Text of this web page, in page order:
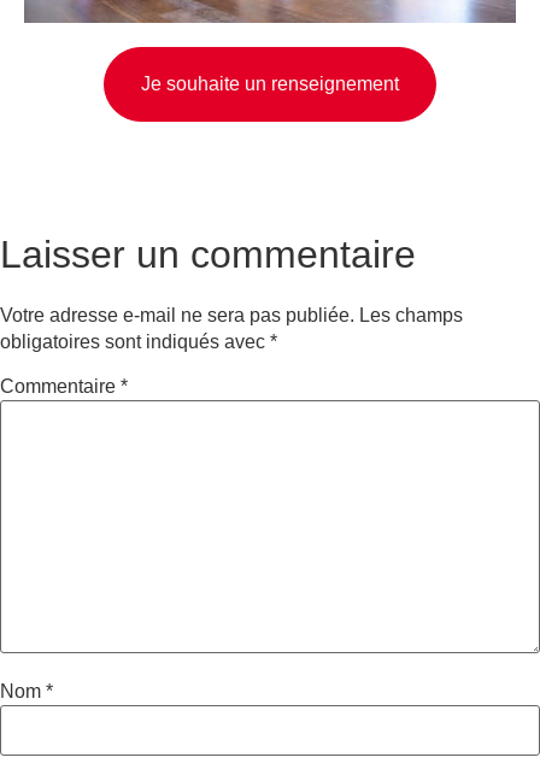
Je souhaite un renseignement
Laisser un commentaire
Votre adresse e-mail ne sera pas publiée. Les champs
obligatoires sont indiqués avec *
Commentaire *
Nom *